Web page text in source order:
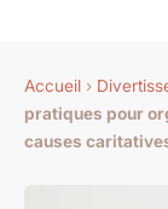
Accueil ›
pratiques pour
causes